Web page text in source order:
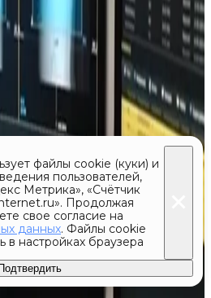
файлы cookie (куки) и
пользователей,
Метрика», «Счётчик
Продолжая
свое согласие на
данных. Файлы cookie
в настройках браузера
Подтвердить